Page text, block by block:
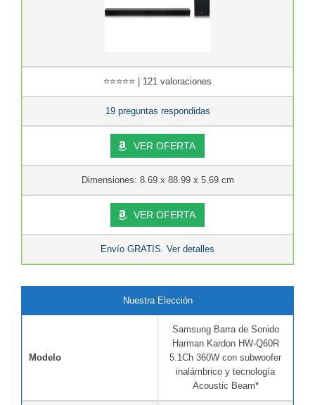
⭐⭐⭐⭐⭐ | 121 valoraciones
19 preguntas respondidas
VER OFERTA
Dimensiones: 8.69 x 88.99 x 5.69 cm
VER OFERTA
Envío GRATIS. Ver detalles
Nuestra Elección
Modelo
Samsung Barra de Sonido
Harman Kardon HW-Q60R
5.1Ch 360W con subwoofer
inalámbrico y tecnología
Acoustic Beam*